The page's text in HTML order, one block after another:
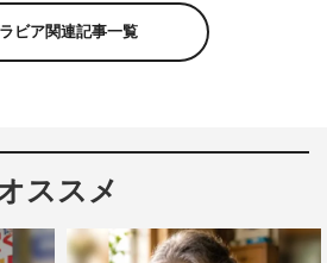
シーな美ボディを披露。従来とは
しさを醸し出す彼女の着こなしは
チャンネルでは、インタビュ
。
ビア関連記事一覧
ススメ